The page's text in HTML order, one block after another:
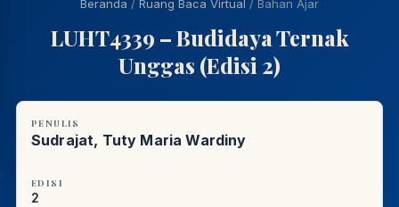
Beranda / Ruang Baca Virtual / Bahan Ajar
LUHT4339 – Budidaya Ternak
Unggas (Edisi 2)
PENULIS
Sudrajat, Tuty Maria Wardiny
EDISI
2